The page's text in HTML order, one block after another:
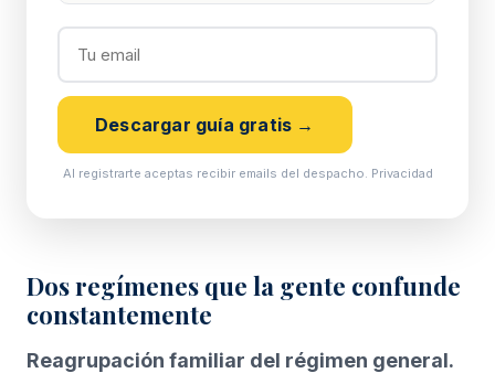
Descargar guía gratis →
Al registrarte aceptas recibir emails del despacho. Privacidad
Dos regímenes que la gente confunde
constantemente
Reagrupación familiar del régimen general.